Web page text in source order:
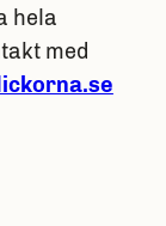
hela
med